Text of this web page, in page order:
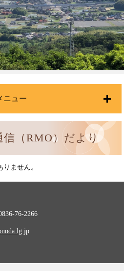
（RMO）だより
ません。
ニュー
76-2266